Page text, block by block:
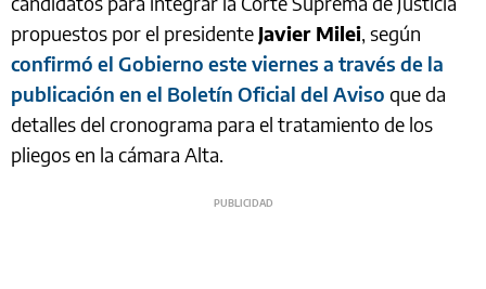
propuestos por el presidente Javier Milei, según
confirmó el Gobierno este viernes a través de la
publicación en el Boletín Oficial del Aviso que da
detalles del cronograma para el tratamiento de los
pliegos en la cámara Alta.